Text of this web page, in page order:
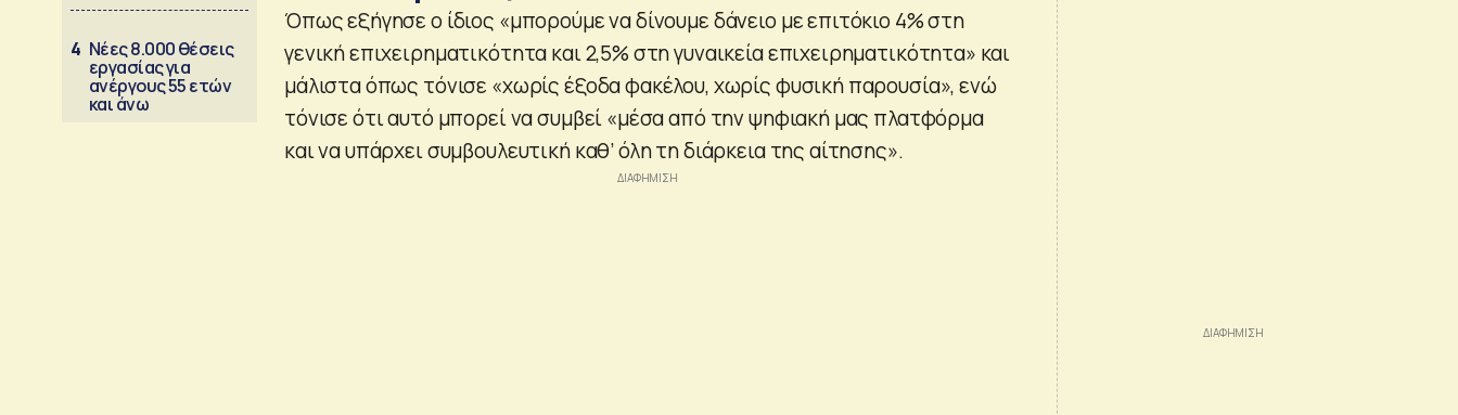
4 Νέες 8.000 θέσεις
εργασίας για
ανέργους 55 ετών
και άνω
Όπως εξήγησε ο ίδιος «μπορούμε να δίνουμε δάνειο με επιτόκιο 4% στη
γενική επιχειρηματικότητα και 2,5% στη γυναικεία επιχειρηματικότητα» και
μάλιστα όπως τόνισε «χωρίς έξοδα φακέλου, χωρίς φυσική παρουσία», ενώ
τόνισε ότι αυτό μπορεί να συμβεί «μέσα από την ψηφιακή μας πλατφόρμα
και να υπάρχει συμβουλευτική καθ’ όλη τη διάρκεια της αίτησης».